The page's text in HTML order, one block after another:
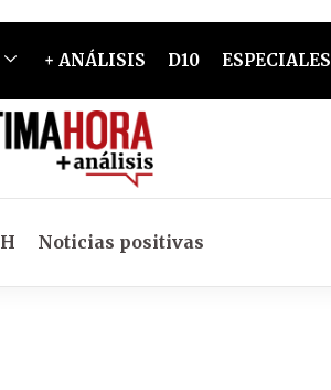
+ ANÁLISIS D10 ESPECIALES
Noticias positivas